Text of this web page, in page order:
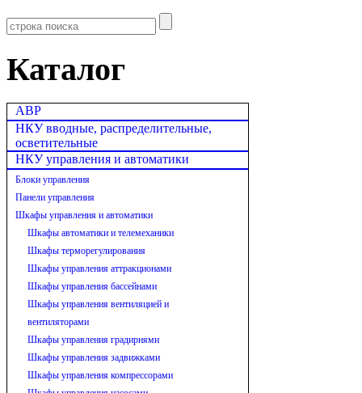
Каталог
АВР
НКУ вводные, распределительные,
осветительные
НКУ управления и автоматики
Блоки управления
Панели управления
Шкафы управления и автоматики
Шкафы автоматики и телемеханики
Шкафы терморегулирования
Шкафы управления аттракционами
Шкафы управления бассейнами
Шкафы управления вентиляцией и
вентиляторами
Шкафы управления градирнями
Шкафы управления задвижками
Шкафы управления компрессорами